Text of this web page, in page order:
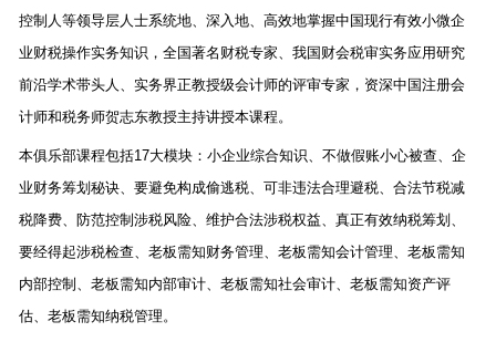
控制人等领导层人士系统地、深入地、高效地掌握中国现行有效小微企
业财税操作实务知识，全国著名财税专家、我国财会税审实务应用研究
前沿学术带头人、实务界正教授级会计师的评审专家，资深中国注册会
计师和税务师贺志东教授主持讲授本课程。
本俱乐部课程包括17大模块：小企业综合知识、不做假账小心被查、企
业财务筹划秘诀、要避免构成偷逃税、可非违法合理避税、合法节税减
税降费、防范控制涉税风险、维护合法涉税权益、真正有效纳税筹划、
要经得起涉税检查、老板需知财务管理、老板需知会计管理、老板需知
内部控制、老板需知内部审计、老板需知社会审计、老板需知资产评
估、老板需知纳税管理。